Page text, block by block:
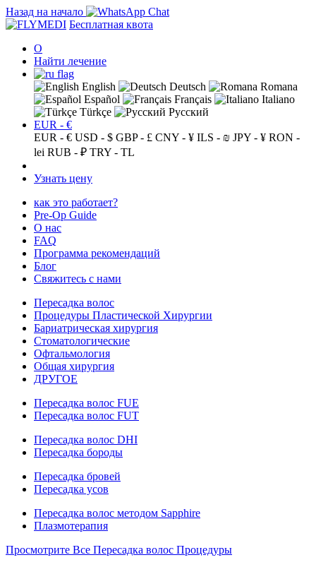
Назад на начало
Бесплатная квота
О
Найти лечение
English Deutsch
Romana
Español
Français
Italiano
Türkçe
Русский
EUR - €
EUR - € USD - $ GBP - £ CNY - ¥ ILS - ₪ JPY - ¥ RON -
lei RUB - ₽ TRY - TL
Узнать цену
как это работает?
Pre-Op Guide
О нас
FAQ
Программа рекомендаций
Блог
Свяжитесь с нами
Пересадка волос
Процедуры Пластической Хирургии
Бариатрическая хирургия
Стоматологические
Офтальмология
Общая хирургия
ДРУГОЕ
Пересадка волос FUE
Пересадка волос FUT
Пересадка волос DHI
Пересадка бороды
Пересадка бровей
Пересадка усов
Пересадка волос методом Sapphire
Плазмотерапия
Просмотрите Все Пересадка волос Процедуры